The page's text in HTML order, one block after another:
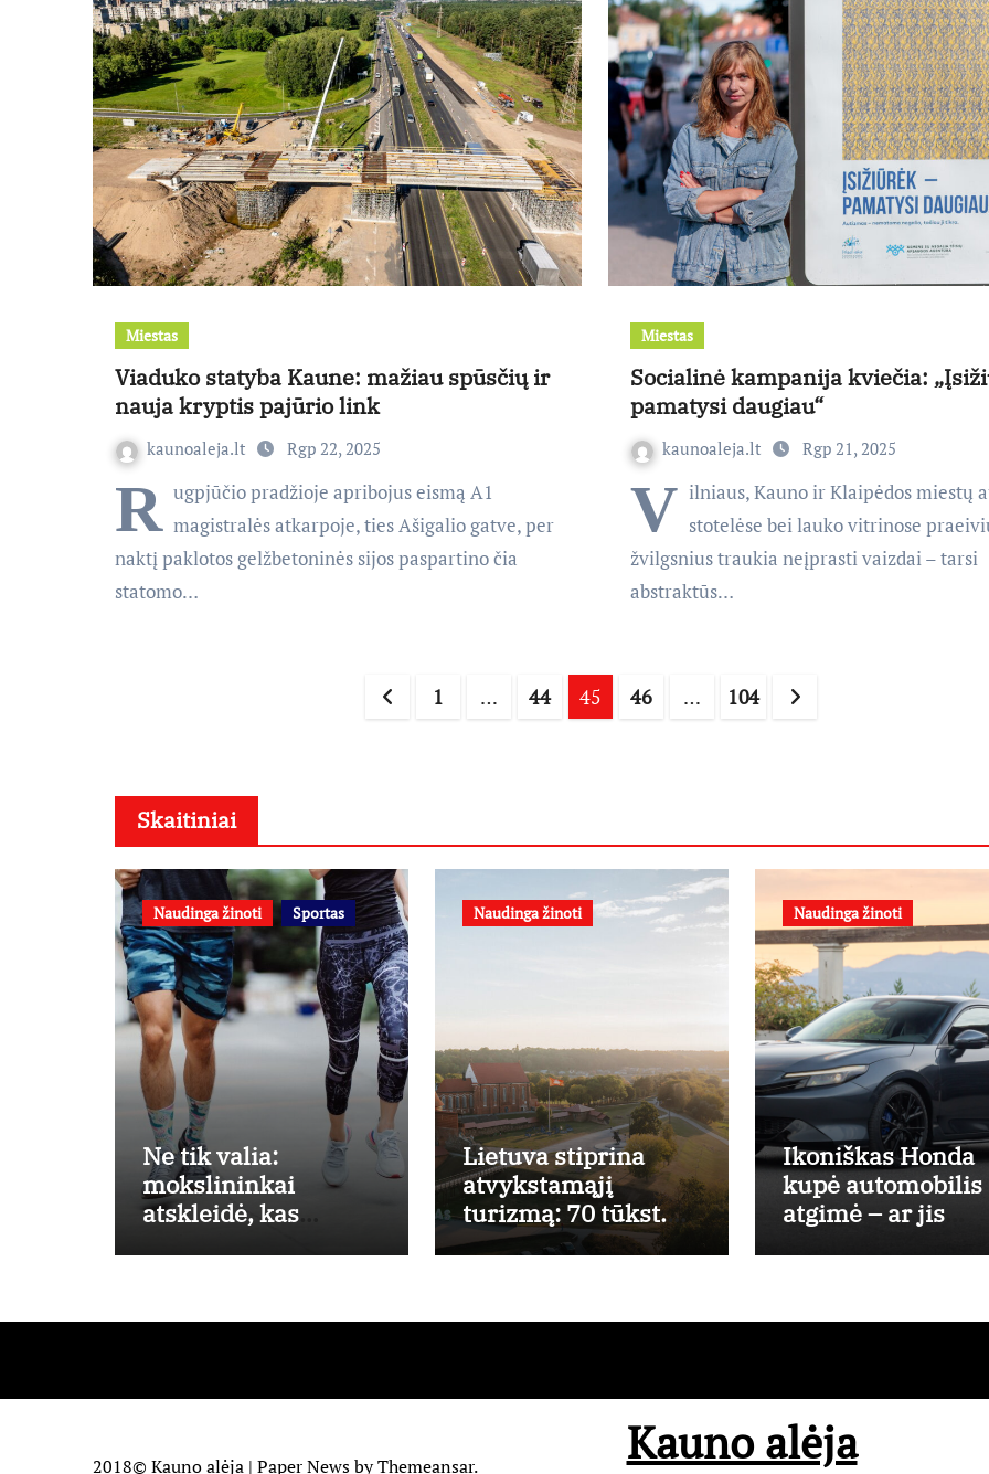
Miestas
Viaduko statyba Kaune: mažiau spūsčių ir
nauja kryptis pajūrio link
kaunoaleja.lt Rgp 22, 2025
R ugpjūčio pradžioje apribojus eismą A1
magistralės atkarpoje, ties Ašigalio gatve, per
naktį paklotos gelžbetoninės sijos paspartino čia
statomo…
Miestas
Socialinė kampanija kviečia:
pamatysi daugiau“
kaunoaleja.lt Rgp 21, 2025
V ilniaus, Kauno ir Klaipėdos miestų
stotelėse bei lauko vitrinose
žvilgsnius traukia neįprasti vaizdai – tarsi
abstraktūs…
Įrašų
1 … 44 45 46 … 104
Skaitiniai
Naudinga žinoti Sportas
Ne tik valia:
mokslininkai
atskleidė, kas
Naudinga žinoti
Lietuva stiprina
atvykstamąjį
turizmą: 70 tūkst.
eurų investicijų
Naudinga žinoti
Ikoniškas Honda
kupė automobilis
atgimė – ar jis
2018© Kauno alėja | Paper NewsbyThemeansar. Kauno alėja